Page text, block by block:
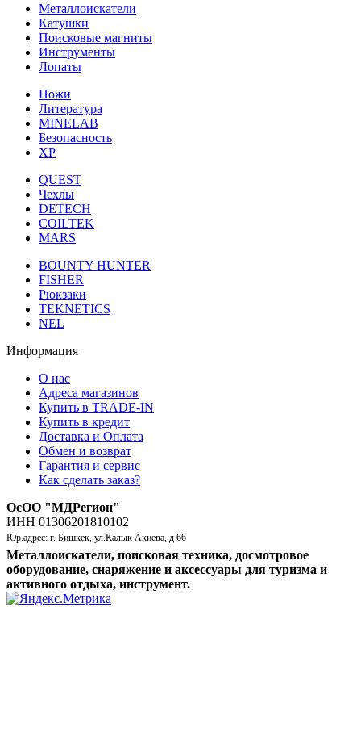
Металлоискатели
Катушки
Поисковые магниты
Инструменты
Лопаты
Ножи
Литература
MINELAB
Безопасность
XP
QUEST
Чехлы
DETECH
COILTEK
MARS
BOUNTY HUNTER
FISHER
Рюкзаки
TEKNETICS
NEL
Информация
О нас
Адреса магазинов
Купить в TRADE-IN
Купить в кредит
Доставка и Оплата
Обмен и возврат
Гарантия и сервис
Как сделать заказ?
ОсОО "МДРегион"
ИНН 01306201810102
Юр.адрес: г. Бишкек, ул.Калык Акиева, д 66
Металлоискатели, поисковая техника, досмотровое
оборудование, снаряжение и аксессуары для туризма и
активного отдыха, инструмент.